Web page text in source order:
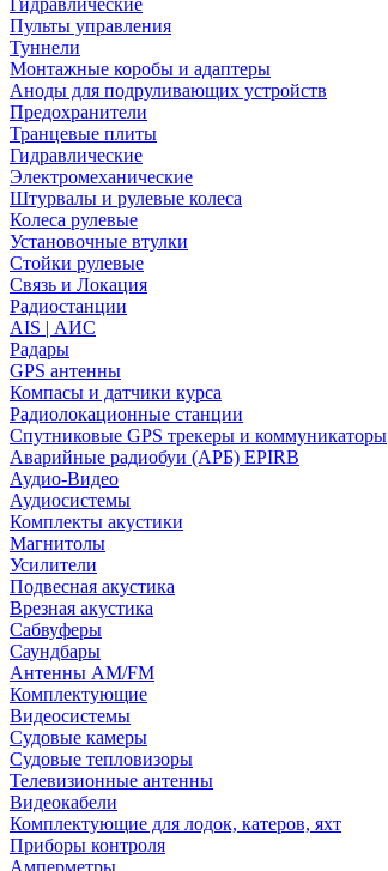
Гидравлические
Пульты управления
Туннели
Монтажные коробы и адаптеры
Аноды для подруливающих устройств
Предохранители
Транцевые плиты
Гидравлические
Электромеханические
Штурвалы и рулевые колеса
Колеса рулевые
Установочные втулки
Стойки рулевые
Связь и Локация
Радиостанции
AIS | АИС
Радары
GPS антенны
Компасы и датчики курса
Радиолокационные станции
Спутниковые GPS трекеры и коммуникаторы
Аварийные радиобуи (АРБ) EPIRB
Аудио-Видео
Аудиосистемы
Комплекты акустики
Магнитолы
Усилители
Подвесная акустика
Врезная акустика
Сабвуферы
Саундбары
Антенны AM/FM
Комплектующие
Видеосистемы
Судовые камеры
Cудовые тепловизоры
Телевизионные антенны
Видеокабели
Комплектующие для лодок, катеров, яхт
Приборы контроля
Амперметры